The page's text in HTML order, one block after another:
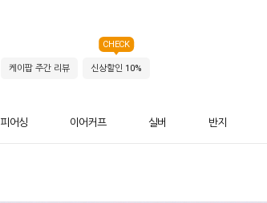
케이팝 주간 리뷰 신상할인 10%
CHECK
피어싱 이어커프 실버 반지